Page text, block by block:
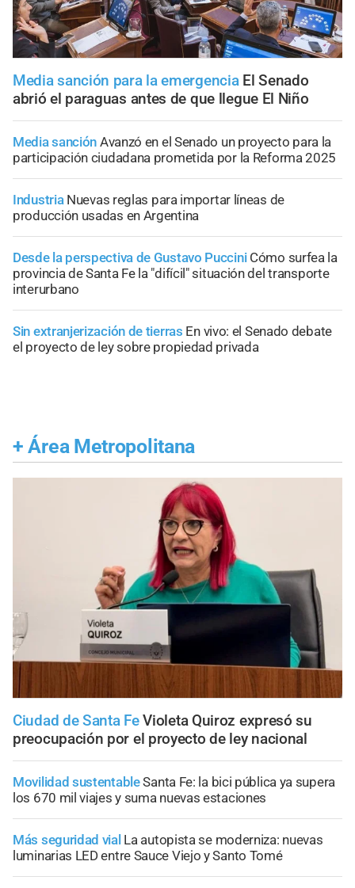
Media sanción para la emergencia El Senado
abrió el paraguas antes de que llegue El Niño
Media sanción Avanzó en el Senado un proyecto para la
participación ciudadana prometida por la Reforma 2025
Industria Nuevas reglas para importar líneas de
producción usadas en Argentina
Desde la perspectiva de Gustavo Puccini Cómo surfea la
provincia de Santa Fe la "difícil" situación del transporte
interurbano
Sin extranjerización de tierras En vivo: el Senado debate
el proyecto de ley sobre propiedad privada
+ Área Metropolitana
Ciudad de Santa Fe Violeta Quiroz expresó su
preocupación por el proyecto de ley nacional
Movilidad sustentableSanta Fe: la bici pública ya supera
los 670 mil viajes y suma nuevas estaciones
Más seguridad vial La autopista se moderniza: nuevas
luminarias LED entre Sauce Viejo y Santo Tomé